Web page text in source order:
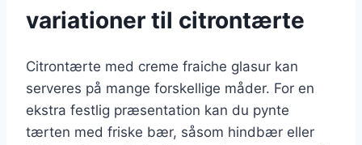
variationer til citrontærte
Citrontærte med creme fraiche glasur kan
serveres på mange forskellige måder. For en
ekstra festlig præsentation kan du pynte
tærten med friske bær, såsom hindbær eller